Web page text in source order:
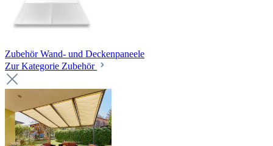
Zubehör Wand- und Deckenpaneele
Zur Kategorie Zubehör